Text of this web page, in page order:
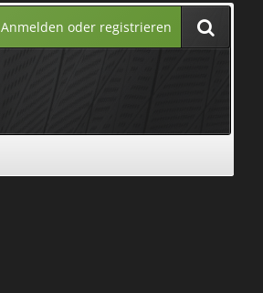
Anmelden oder registrieren